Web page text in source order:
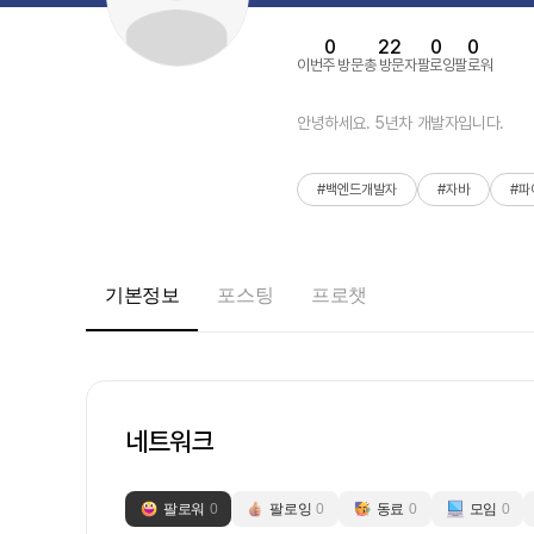
이번주 방문
0
총 방문자
22
팔로잉
0
팔로워
0
안녕하세요. 5년차 개발자입니다.
#백엔드개발자 #자바 #파
기본정보 포스팅 프로챗
네트워크
팔로워 0 팔로잉 0 동료 0 모임 0